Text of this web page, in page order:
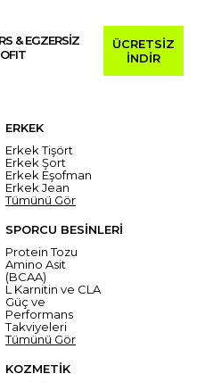
& EGZERSİZ
ÜCRETSİZ
İNDİR
ERKEK
Erkek Tişört
Erkek Şort
Erkek Eşofman
Erkek Jean
Tümünü Gör
SPORCU BESİNLERİ
Protein Tozu
Amino Asit
(BCAA)
L Karnitin ve CLA
Güç ve
Performans
Takviyeleri
Tümünü Gör
KOZMETİK